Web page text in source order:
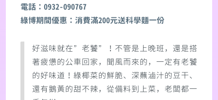
電話：0932-090767
綠博期間優惠：消費滿200元送科學麵一份
好滋味就在”老饕”！不管是上晚班，還是搭
著疲憊的公車回家，聞風而來的，一定有老饕
的好味道！綠椰菜的鮮脆、深蘸滷汁的豆干、
還有鵝黃的甜不辣，從備料到上菜，老闆都一